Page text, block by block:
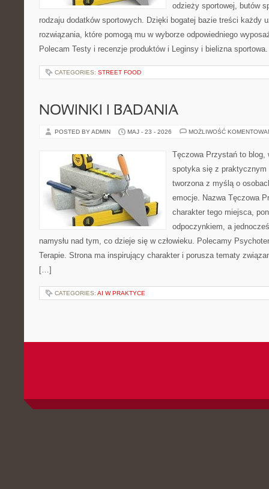
odzieży sportowej, butów
rodzaju dodatków sportowych. Dzięki bogatej bazie treści każdy
rozwiązania, które pomogą mu w wyborze odpowiedniego
Polecam Testy i recenzje produktów i Leginsy i bielizna
CATEGORIES: STREET FOOD
NOWINKI I BADANIA
POSTED BY ADMIN MAJ - 23 - 2026 MOŻLIWOŚĆ
Tęczowa Przystań to
spotyka się z praktycznym
tworzona z myślą o
emocje. Nazwa Tęczowa
charakter tego miejsca,
odpoczynkiem, a
namysłu nad tym, co dzieje się w człowieku. Polecamy
Terapie. Strona ma inspirujący charakter i porusza tematy
[…]
CATEGORIES: AI W PRAKTYCE